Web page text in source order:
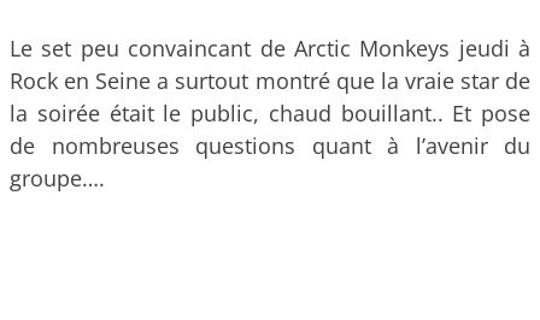
Le set peu convaincant de Arctic Monkeys jeudi à
Rock en Seine a surtout montré que la vraie star de
la soirée était le public, chaud bouillant.. Et pose
de nombreuses questions quant à l’avenir du
groupe….